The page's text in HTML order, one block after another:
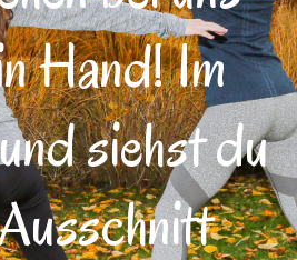
Hand! Im
siehst du